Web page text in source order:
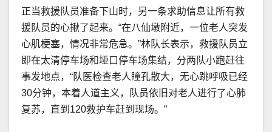
正当救援队员准备下山时，另一条求助信息让所有救
援队员的心揪了起来。“在八仙墩附近，一位老人突发
心肌梗塞，情况非常危急。”林队长表示，救援队员立
即在太清停车场和垭口停车场集结，分两队小跑赶往
事发地点，“队医检查老人瞳孔散大，无心跳呼吸已经
30分钟，本着人道主义，队员依旧对老人进行了心肺
复苏，直到120救护车赶到现场。”